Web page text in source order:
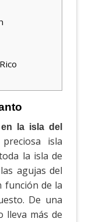
la isla del
isla
la isla de
agujas del
función de la
De una
lleva más de